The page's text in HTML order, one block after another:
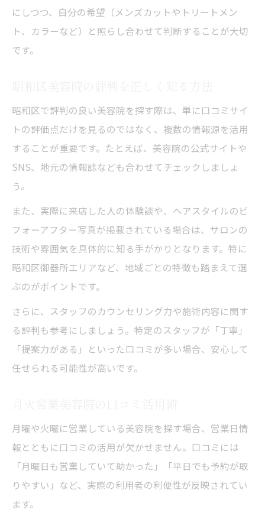
にしつつ、自分の希望（メンズカットやトリートメン
ト、カラーなど）と照らし合わせて判断することが大切
です。
昭和区で評判の良い美容院を探す際は、単に口コミサイ
トの評価点だけを見るのではなく、複数の情報源を活用
することが重要です。たとえば、美容院の公式サイトや
SNS、地元の情報誌なども合わせてチェックしましょ
う。
また、実際に来店した人の体験談や、ヘアスタイルのビ
フォーアフター写真が掲載されている場合は、サロンの
技術や雰囲気を具体的に知る手がかりとなります。特に
昭和区御器所エリアなど、地域ごとの特徴も踏まえて選
ぶのがポイントです。
さらに、スタッフのカウンセリング力や施術内容に関す
る評判も参考にしましょう。特定のスタッフが「丁寧」
「提案力がある」といった口コミが多い場合、安心して
任せられる可能性が高いです。
月曜や火曜に営業している美容院を探す場合、営業日情
報とともに口コミの活用が欠かせません。口コミには
「月曜日も営業していて助かった」「平日でも予約が取
りやすい」など、実際の利用者の利便性が反映されてい
ます。